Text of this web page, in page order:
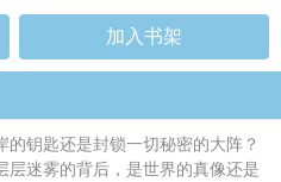
加入书架
钥匙还是封锁一切秘密的大阵？
层迷雾的背后，是世界的真像还是